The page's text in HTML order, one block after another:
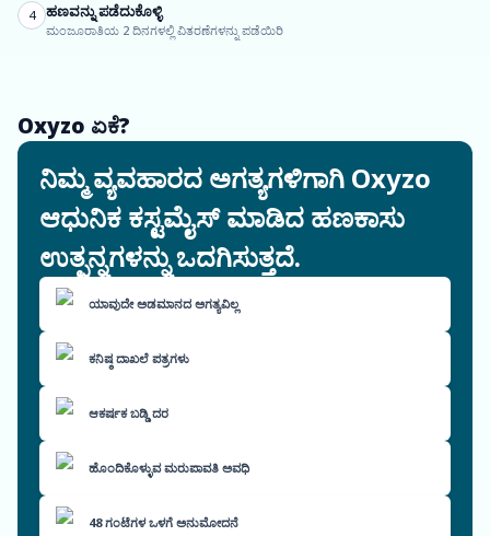
4 ಹಣವನ್ನು ಪಡೆದುಕೊಳ್ಳಿ
ಮಂಜೂರಾತಿಯ 2 ದಿನಗಳಲ್ಲಿ ವಿತರಣೆಗಳನ್ನು ಪಡೆಯಿರಿ
Oxyzo ಏಕೆ?
ನಿಮ್ಮ ವ್ಯವಹಾರದ ಅಗತ್ಯಗಳಿಗಾಗಿ Oxyzo
ಆಧುನಿಕ ಕಸ್ಟಮೈಸ್ ಮಾಡಿದ ಹಣಕಾಸು
ಉತ್ಪನ್ನಗಳನ್ನು ಒದಗಿಸುತ್ತದೆ.
ಯಾವುದೇ ಅಡಮಾನದ ಅಗತ್ಯವಿಲ್ಲ
ಕನಿಷ್ಠ ದಾಖಲೆ ಪತ್ರಗಳು
ಆಕರ್ಷಕ ಬಡ್ಡಿ ದರ
ಹೊಂದಿಕೊಳ್ಳುವ ಮರುಪಾವತಿ ಅವಧಿ
48 ಗಂಟೆಗಳ ಒಳಗೆ ಅನುಮೋದನೆ